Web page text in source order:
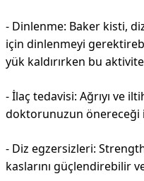
- Dinlenme: Baker kisti,
için dinlenmeyi
yük kaldırırken bu
- İlaç tedavisi: Ağrıyı ve
doktorunuzun önereceği
- Diz egzersizleri:
kaslarını güçlendirebilir